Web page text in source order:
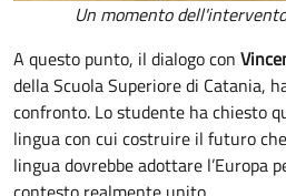
Un momento
A questo punto, il dialogo con
della Scuola Superiore di Catania,
confronto. Lo studente ha chiesto
lingua con cui costruire il futuro
lingua dovrebbe adottare l’Europa